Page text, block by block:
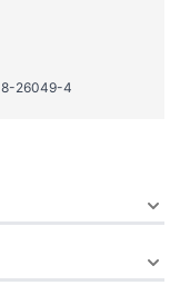
26049-4